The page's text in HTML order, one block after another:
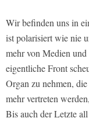
Wir befinden uns in
ist polarisiert wie nie
mehr von Medien
eigentliche Front
Organ zu nehmen,
mehr vertreten
Bis auch der Letzte